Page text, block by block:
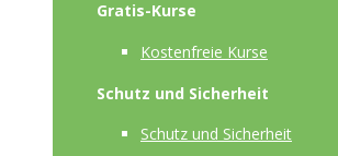
Gratis-Kurse
Kostenfreie Kurse
Schutz und Sicherheit
Schutz und Sicherheit